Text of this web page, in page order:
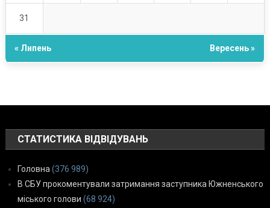
31
« Липень Вересень »
СТАТИСТИКА ВІДВІДУВАНЬ
Головна (376 989)
В СБУ прокоментували затримання заступника Южненського
міського голови (68 924)